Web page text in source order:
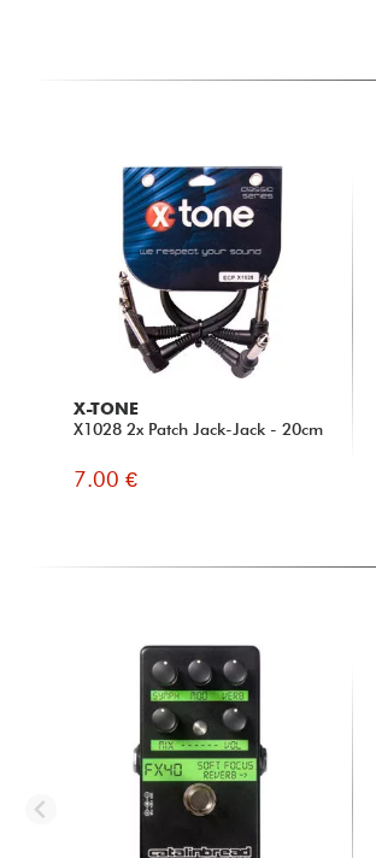
X-TONE
X1028 2x Patch Jack-Jack - 20cm
7.00 €